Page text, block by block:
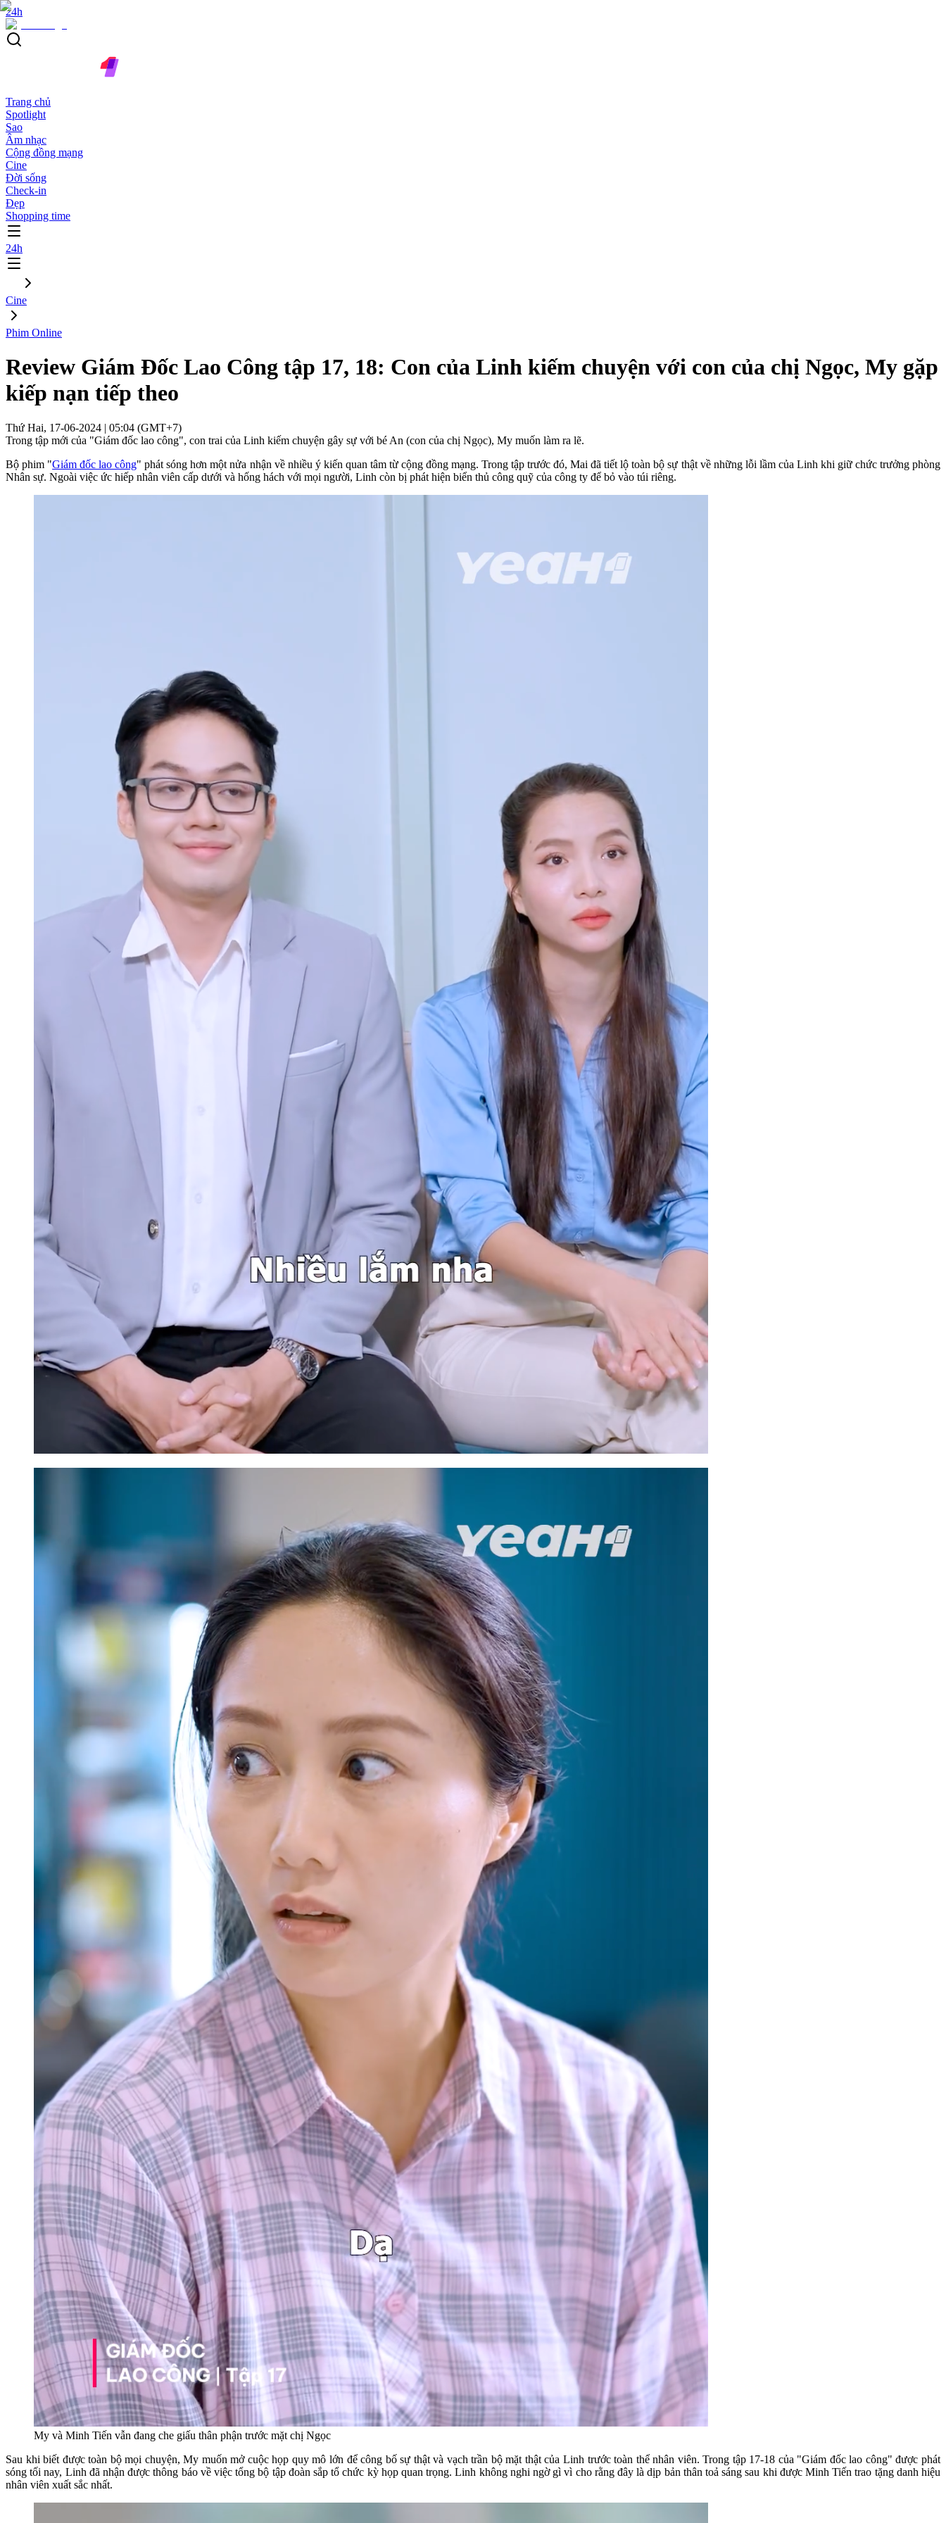
24h
Trang chủ
Spotlight
Sao
Âm nhạc
Cộng đồng mạng
Cine
Đời sống
Check-in
Đẹp
Shopping time
24h
Cine
Phim Online
Review Giám Đốc Lao Công tập 17, 18: Con của Linh kiếm chuyện với con của chị Ngọc, My gặp
kiếp nạn tiếp theo
Thứ Hai, 17-06-2024 | 05:04 (GMT+7)
Trong tập mới của "Giám đốc lao công", con trai của Linh kiếm chuyện gây sự với bé An (con của chị Ngọc), My muốn làm ra lẽ.
Bộ phim "Giám đốc lao công" phát sóng hơn một nửa nhận về nhiều ý kiến quan tâm từ cộng đồng mạng. Trong tập trước đó, Mai đã tiết lộ toàn bộ sự thật về những lỗi lầm của Linh khi giữ chức trưởng phòng
Nhân sự. Ngoài việc ức hiếp nhân viên cấp dưới và hống hách với mọi người, Linh còn bị phát hiện biển thủ công quỹ của công ty để bỏ vào túi riêng.
My và Minh Tiến vẫn đang che giấu thân phận trước mặt chị Ngọc
Sau khi biết được toàn bộ mọi chuyện, My muốn mở cuộc họp quy mô lớn để công bố sự thật và vạch trần bộ mặt thật của Linh trước toàn thể nhân viên. Trong tập 17-18 của "Giám đốc lao công" được phát
sóng tối nay, Linh đã nhận được thông báo về việc tổng bộ tập đoàn sắp tổ chức kỳ họp quan trọng. Linh không nghi ngờ gì vì cho rằng đây là dịp bản thân toả sáng sau khi được Minh Tiến trao tặng danh hiệu
nhân viên xuất sắc nhất.